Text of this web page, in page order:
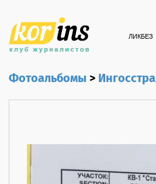
ЛИКБЕЗ
Фотоальбомы>